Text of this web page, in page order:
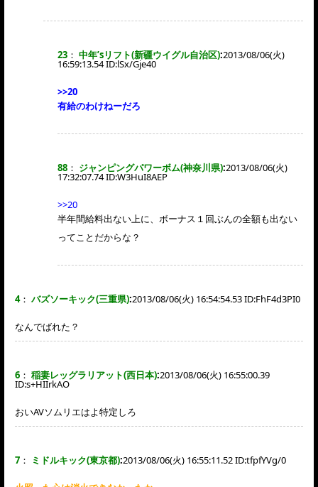
23 ： 中年’sリフト(新疆ウイグル自治区):2013/08/06(火)
16:59:13.54 ID:lSx/Gje40
>>20
有給のわけねーだろ
88 ： ジャンピングパワーボム(神奈川県):2013/08/06(火)
17:32:07.74 ID:W3HuI8AEP
>>20
半年間給料出ない上に、ボーナス１回ぶんの全額も出ない
ってことだからな？
4： バズソーキック(三重県):2013/08/06(火) 16:54:54.53 ID:FhF4d3PI0
なんでばれた？
6 ： 稲妻レッグラリアット(西日本):2013/08/06(火) 16:55:00.39
ID:s+HIIrkAO
おいAVソムリエはよ特定しろ
7 ： ミドルキック(東京都):2013/08/06(火) 16:55:11.52 ID:tfpfYVg/0